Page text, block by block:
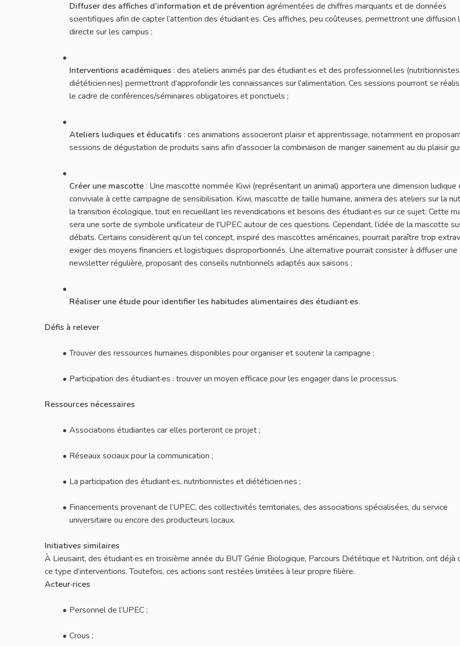
Diffuser des affiches d’information et de prévention agrémentées de chiffres marquants et de données
scientifiques afin de capter l’attention des étudiant·es. Ces affiches, peu coûteuses, permettront une diffusion
directe sur les campus ;
Interventions académiques : des ateliers animés par des étudiant·es et des professionnel·les
diététicien·nes) permettront d’approfondir les connaissances sur l’alimentation. Ces sessions pourront se
le cadre de conférences/séminaires obligatoires et ponctuels ;
Ateliers ludiques et éducatifs : ces animations associeront plaisir et apprentissage, notamment en
sessions de dégustation de produits sains afin d’associer la combinaison de manger sainement au du plaisir
Créer une mascotte: Une mascotte nommée Kiwi (représentant un animal) apportera une dimension ludique
conviviale à cette campagne de sensibilisation. Kiwi, mascotte de taille humaine, animera des ateliers sur la
la transition écologique, tout en recueillant les revendications et besoins des étudiant·es sur ce sujet. Cette
sera une sorte de symbole unificateur de l'UPEC autour de ces questions. Cependant, l’idée de la mascotte
débats. Certains considèrent qu’un tel concept, inspiré des mascottes américaines, pourrait paraître trop
exiger des moyens financiers et logistiques disproportionnés. Une alternative pourrait consister à diffuser une
newsletter régulière, proposant des conseils nutritionnels adaptés aux saisons ;
Réaliser une étude pour identifier les habitudes alimentaires des étudiant·es.
Défis à relever
Trouver des ressources humaines disponibles pour organiser et soutenir la campagne ;
Participation des étudiant·es : trouver un moyen efficace pour les engager dans le processus.
Ressources nécessaires
Associations étudiantes car elles porteront ce projet ;
Réseaux sociaux pour la communication ;
La participation des étudiant·es, nutritionnistes et diététicien·nes ;
Financements provenant de l’UPEC, des collectivités territoriales, des associations spécialisées, du service
universitaire ou encore des producteurs locaux.
Initiatives similaires
À Lieusaint, des étudiant·es en troisième année du BUT Génie Biologique, Parcours Diététique et Nutrition, ont déjà
ce type d’interventions. Toutefois, ces actions sont restées limitées à leur propre filière.
Acteur·rices
Personnel de l’UPEC ;
Crous ;